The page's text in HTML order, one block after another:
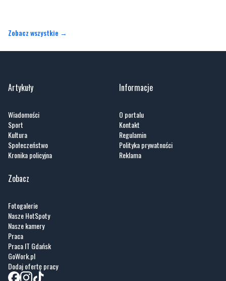
Artykuły
Sport
Kronika policyjna
Informacje
Kontakt
Reklama
Zobacz
Nasze HotSpoty
Praca IT Gdańsk
GoWork.pl
Dodaj ofertę pracy
Nadmorski24.pl - portal informacyjny z Małego Trójmiasta Kaszubskiego. Twoja
codzienna dawka najnowszych wiadomości z najbliższej okolicy. Informacje
społeczne, kulturalne i sportowe z Wejherowa, Pucka, Redy, Rumi i okolic.